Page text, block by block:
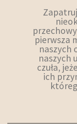
pierwsza
naszych
naszych
czuła,
ich